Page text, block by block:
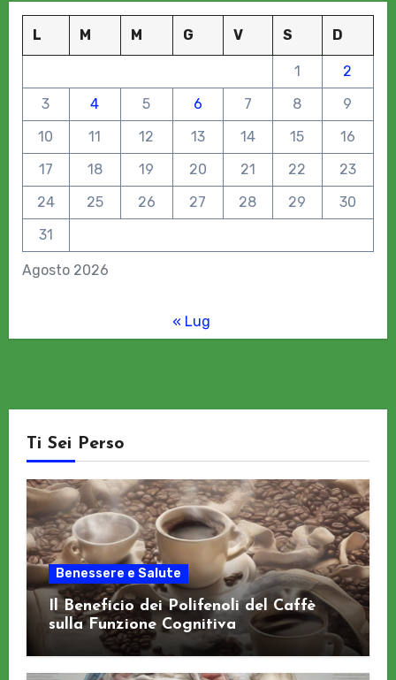
Agosto 2026
L M M G V S D
1
2
3
4 5 6 7 8
9
10
11 12 13 14 15
16
17
18 19 20 21 22
23
24
25 26 27 28 29
30
31
« Lug
Ti Sei Perso
Benessere e Salute
Il Beneficio dei Polifenoli del Caffè
sulla Funzione Cognitiva